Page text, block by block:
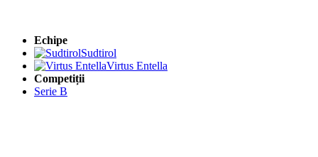
Echipe
Sudtirol
Virtus Entella
Competiții
Serie B